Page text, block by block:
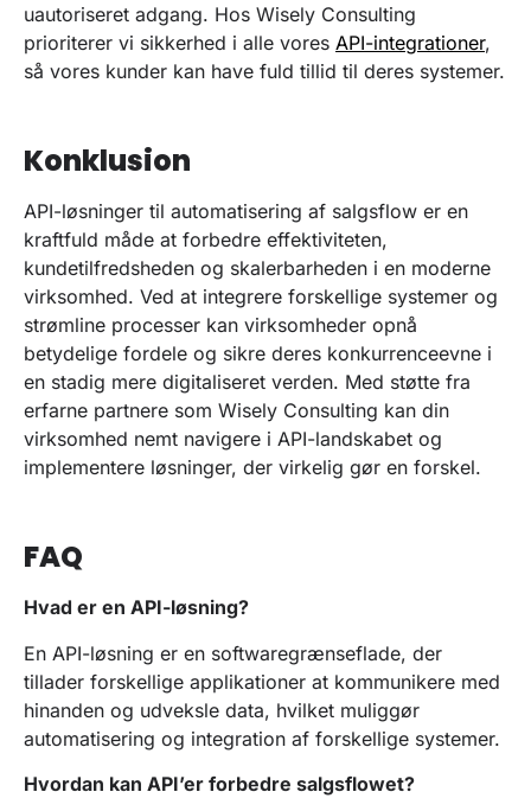
uautoriseret adgang. Hos Wisely Consulting
prioriterer vi sikkerhed i alle vores API-integrationer,
så vores kunder kan have fuld tillid til deres systemer.
Konklusion
API-løsninger til automatisering af salgsflow er en
kraftfuld måde at forbedre effektiviteten,
kundetilfredsheden og skalerbarheden i en moderne
virksomhed. Ved at integrere forskellige systemer og
strømline processer kan virksomheder opnå
betydelige fordele og sikre deres konkurrenceevne i
en stadig mere digitaliseret verden. Med støtte fra
erfarne partnere som Wisely Consulting kan din
virksomhed nemt navigere i API-landskabet og
implementere løsninger, der virkelig gør en forskel.
FAQ
Hvad er en API-løsning?
En API-løsning er en softwaregrænseflade, der
tillader forskellige applikationer at kommunikere med
hinanden og udveksle data, hvilket muliggør
automatisering og integration af forskellige systemer.
Hvordan kan API’er forbedre salgsflowet?